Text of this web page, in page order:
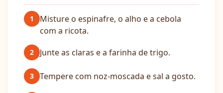
1
Misture o espinafre, o alho e a cebola
com a ricota.
2 Junte as claras e a farinha de trigo.
3 Tempere com noz-moscada e sal a gosto.